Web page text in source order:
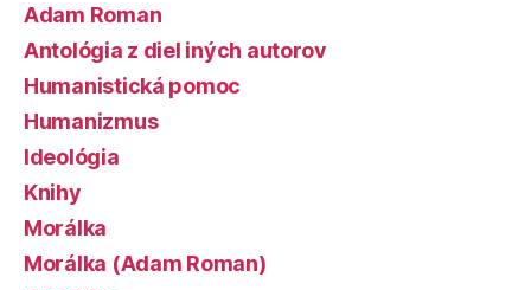
Adam Roman
Antológia z diel iných autorov
Humanistická pomoc
Humanizmus
Ideológia
Knihy
Morálka
Morálka (Adam Roman)